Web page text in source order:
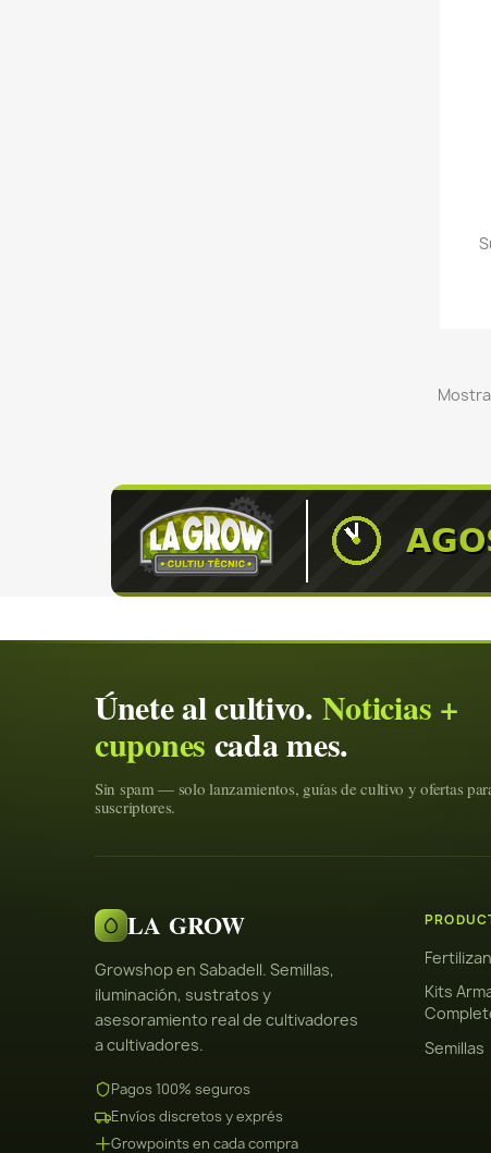
Únete al cultivo. Noticias +
cupones cada mes.
Sin spam — solo lanzamientos, guías de cultivo y ofertas
suscriptores.
LA GROW
Growshop en Sabadell. Semillas,
iluminación, sustratos y
asesoramiento real de cultivadores
a cultivadores.
Pagos 100% seguros
Envíos discretos y exprés
Growpoints en cada compra
Kits
Semillas